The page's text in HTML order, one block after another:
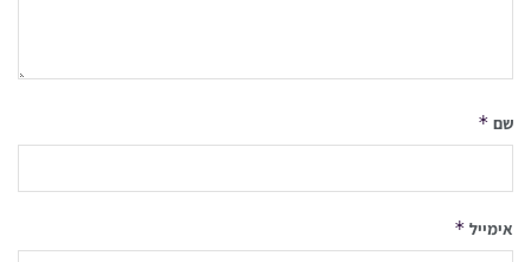
שם *
אימייל *